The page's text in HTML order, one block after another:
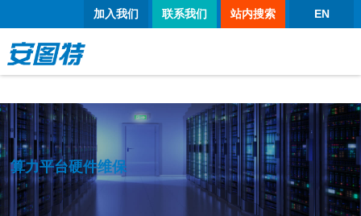
正规买球app EN
站内搜索
联系我们
加入我们
算力平台硬件维保